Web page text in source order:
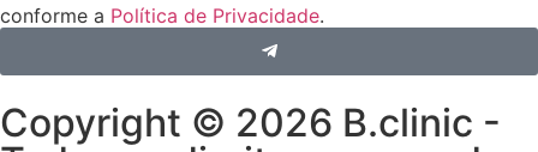
conforme a Política de Privacidade.
Copyright © 2026 B.clinic -